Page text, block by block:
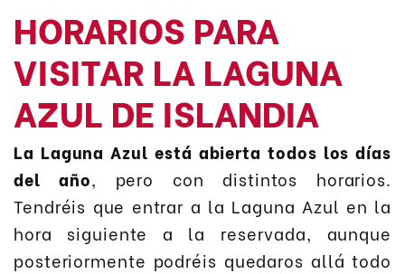
HORARIOS PARA
VISITAR LA LAGUNA
AZUL DE ISLANDIA
La Laguna Azul está abierta todos los días
del año, pero con distintos horarios.
Tendréis que entrar a la Laguna Azul en la
hora siguiente a la reservada, aunque
posteriormente podréis quedaros allá todo